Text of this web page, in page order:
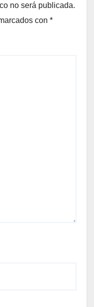
no será publicada.
con *